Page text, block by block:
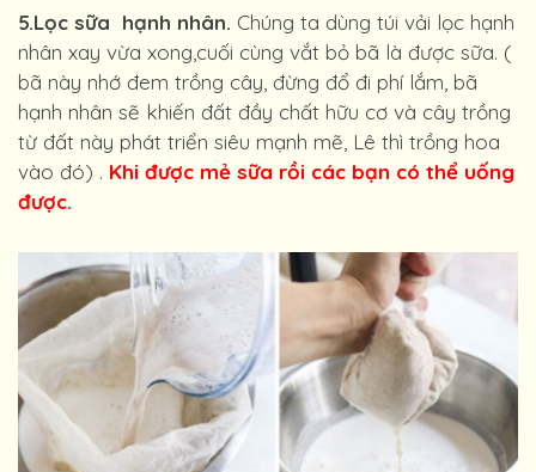
5.Lọc sữa hạnh nhân. Chúng ta dùng túi vải lọc hạnh
nhân xay vừa xong,cuối cùng vắt bỏ bã là được sữa. (
bã này nhớ đem trồng cây, đừng đổ đi phí lắm, bã
hạnh nhân sẽ khiến đất đầy chất hữu cơ và cây trồng
từ đất này phát triển siêu mạnh mẽ, Lê thì trồng hoa
vào đó) . Khi được mẻ sữa rồi các bạn có thể uống
được.